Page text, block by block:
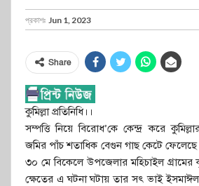
প্রকাশঃ Jun 1, 2023
Share
কুমিল্লা প্রতিনিধি।।
সম্পত্তি নিয়ে বিরোধ’কে কেন্দ্র করে
জমির পাঁচ শতাধিক বেগুন গাছ কেটে ফেলেছে
৩০ মে বিকেলে উপজেলার মহিচাইল গ্রামের
ক্ষেতের এ ঘটনা ঘটায় তার সৎ ভাই